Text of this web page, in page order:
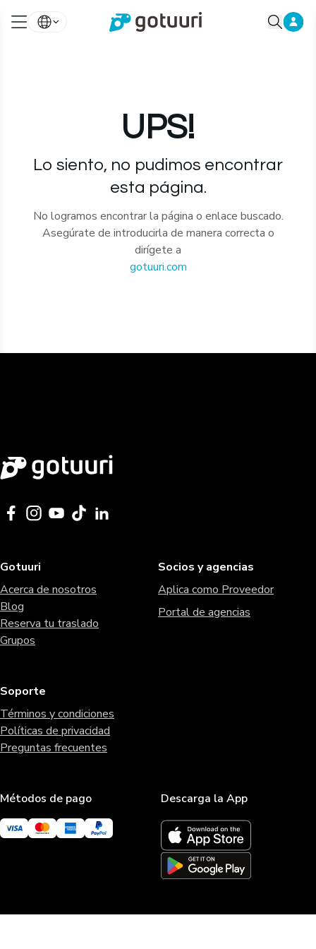
UPS!
Lo siento, no pudimos encontrar
esta página.
No logramos encontrar la página o enlace buscado.
Asegúrate de introducirla de manera correcta o
dirígete a
gotuuri.com
Gotuuri
Acerca de nosotros
Blog
Reserva tu traslado
Grupos
Socios y agencias
Aplica como Proveedor
Portal de agencias
Soporte
Términos y condiciones
Políticas de privacidad
Preguntas frecuentes
Métodos de pago Descarga la App